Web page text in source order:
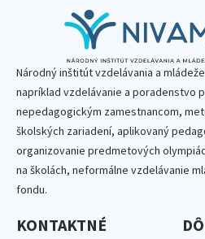
Národný inštitút vzdelávania a
napríklad vzdelávanie a poradenstvo
nepedagogickým zamestnancom,
školských zariadení, aplikovaný
organizovanie predmetových
na školách, neformálne vzdelávanie
fondu.
KONTAKTNÉ